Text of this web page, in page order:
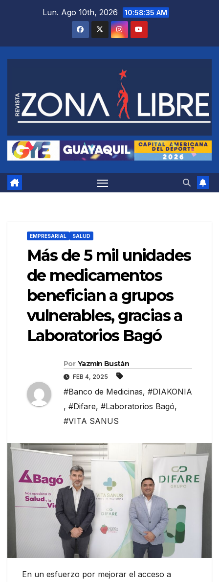
Lun. Ago 10th, 2026 10:58:36 AM
EMPRESARIAL SALUD
Más de 5 mil unidades
de medicamentos
benefician a grupos
vulnerables, gracias a
Laboratorios Bagó
Por Yazmín Bustán
FEB 4, 2025
#Banco de Medicinas, #DIAKONIA
, #Difare, #Laboratorios Bagó,
#VITA SANUS
En un esfuerzo por mejorar el acceso a